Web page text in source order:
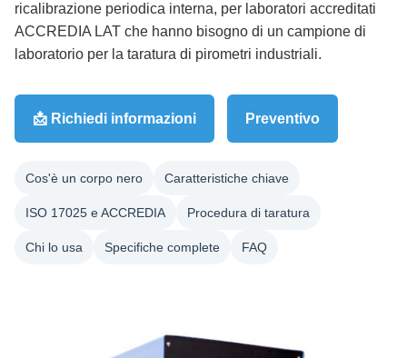
ricalibrazione periodica interna, per laboratori accreditati
ACCREDIA LAT che hanno bisogno di un campione di
laboratorio per la taratura di pirometri industriali.
📩 Richiedi informazioni Preventivo
Cos'è un corpo nero Caratteristiche chiave
ISO 17025 e ACCREDIA Procedura di taratura
Chi lo usa Specifiche complete FAQ